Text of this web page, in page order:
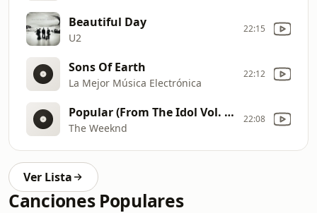
Beautiful Day
U2
22:15
Sons Of Earth
La Mejor Música Electrónica
22:12
Popular (From The Idol Vol. 1 Music from the HBO Original Series)
The Weeknd
22:08
Ver Lista
Canciones Populares